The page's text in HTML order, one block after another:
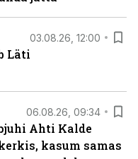
03.08.26, 12:00
Läti
06.08.26, 09:34
Ahti Kalde
kasum samas